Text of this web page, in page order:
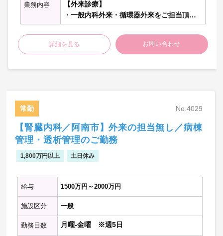
業務内容
【外来診療】
・一般内科外来・循環器外来をご担当頂き
ます。コマ数は応相談
【病棟管理】
【心カテ】
・心エコーなど
【当直の仕事】
・救急対応
・病棟管理
週1回程度
【当直環境】
・当直体制
詳細を見る お問い合わせ
常勤 No.4029
【腎臓内科／阿南市】外来の担当無し／病棟
管理・透析管理のご勤務
1,800万円以上 土日休み
給与 1500万円～2000万円
施設区分 一般
勤務日数 月曜-金曜 ※週5日